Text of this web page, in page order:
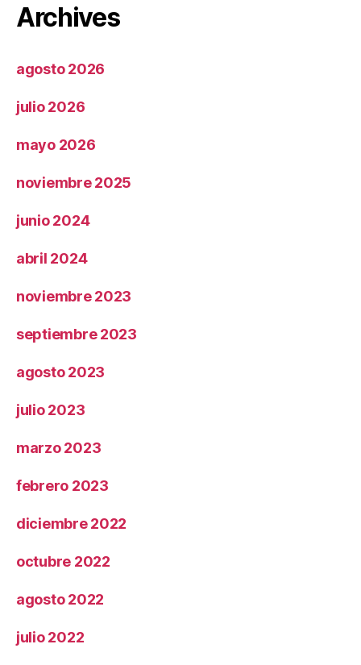
Archives
agosto 2026
julio 2026
mayo 2026
noviembre 2025
junio 2024
abril 2024
noviembre 2023
septiembre 2023
agosto 2023
julio 2023
marzo 2023
febrero 2023
diciembre 2022
octubre 2022
agosto 2022
julio 2022